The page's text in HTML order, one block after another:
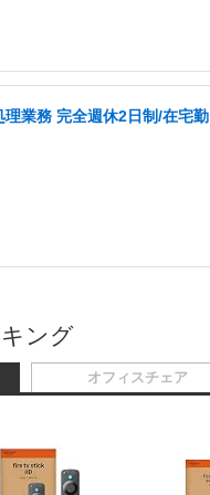
業務 完全週休2日制/在宅勤
ング
オフィスチェア